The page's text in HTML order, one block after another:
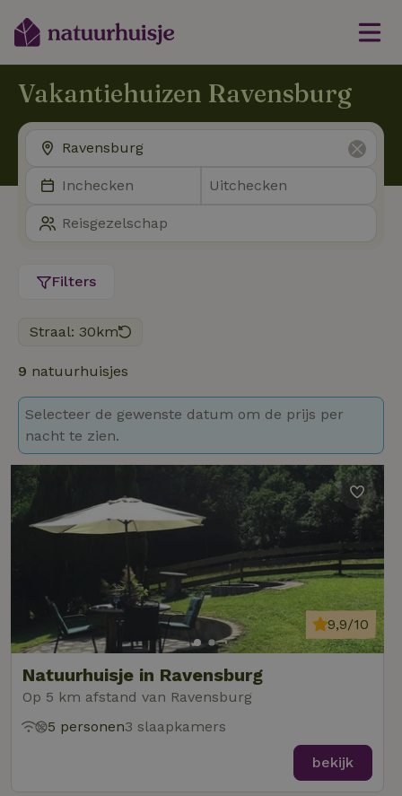
Vakantiehuizen Ravensburg
Filters
Straal: 30km
9 natuurhuisjes
Selecteer de gewenste datum om de prijs per
nacht te zien.
Natuurhuisje in Ravensburg
Op 5 km afstand van Ravensburg
9,9/10
5 personen3 slaapkamers
bekijk